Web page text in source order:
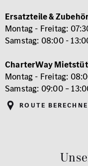
Ersatzteile &
Montag - Freitag:
Samstag: 08:00 -
CharterWay
Montag - Freitag:
Samstag: 09:00 –
Route